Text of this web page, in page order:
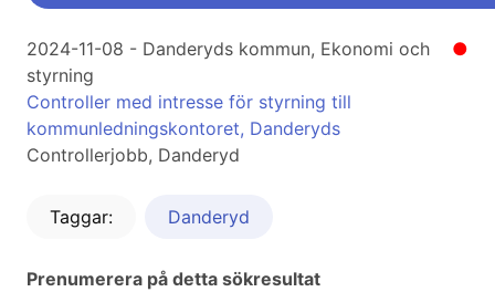
●
2024-11-08 - Danderyds kommun, Ekonomi och
styrning
Controller med intresse för styrning till
kommunledningskontoret, Danderyds
Controllerjobb, Danderyd
Taggar: Danderyd
Prenumerera på detta sökresultat